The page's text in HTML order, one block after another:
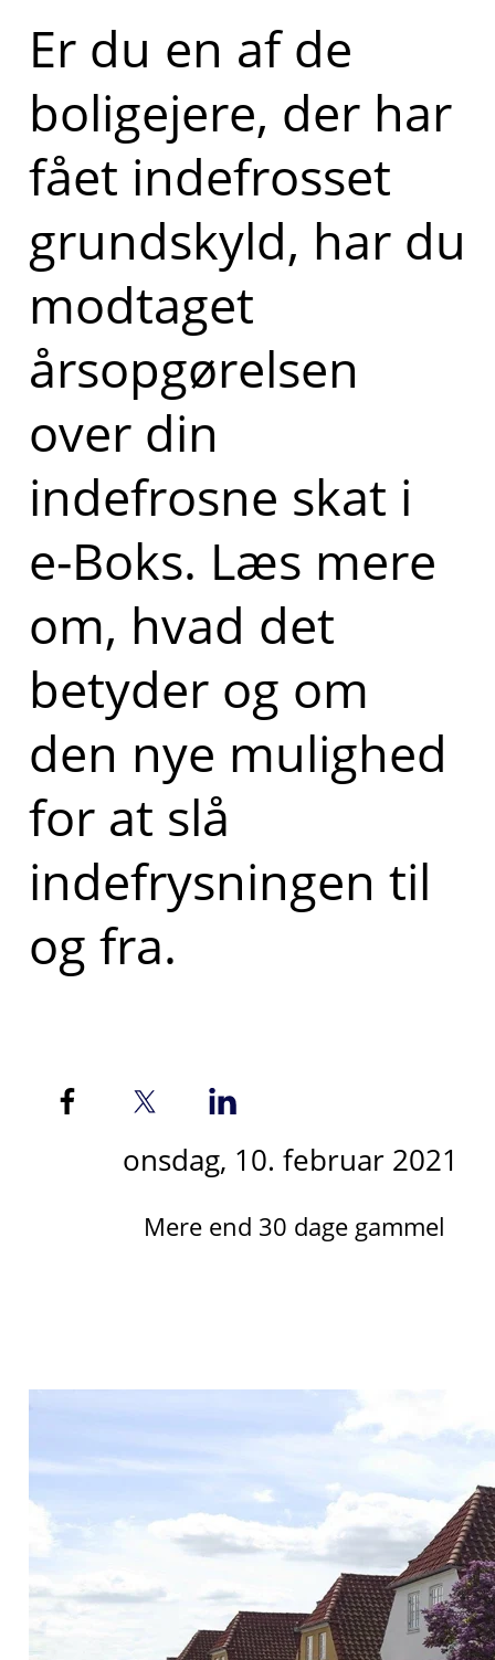
Er du en af de
boligejere, der har
fået indefrosset
grundskyld, har du
modtaget
årsopgørelsen
over din
indefrosne skat i
e-Boks. Læs mere
om, hvad det
betyder og om
den nye mulighed
for at slå
indefrysningen til
og fra.
onsdag, 10. februar 2021
Mere end 30 dage gammel